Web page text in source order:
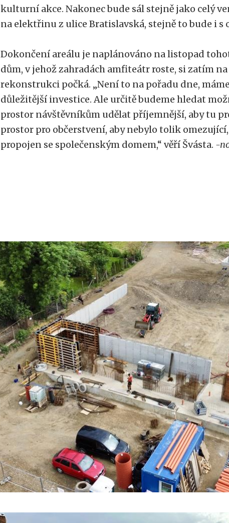
kulturní akce. Nakonec bude sál stejně jako celý
na elektřinu z ulice Bratislavská, stejně to bude i s
Dokončení areálu je naplánováno na listopad
dům, v jehož zahradách amfiteátr roste, si zatím
rekonstrukci počká. „Není to na pořadu dne,
důležitější investice. Ale určitě budeme hledat
prostor návštěvníkům udělat příjemnější, aby tu
prostor pro občerstvení, aby nebylo tolik
propojen se společenským domem,“ věří Švásta. -